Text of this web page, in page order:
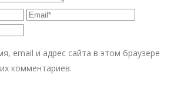
email и адрес сайта в этом браузере
комментариев.